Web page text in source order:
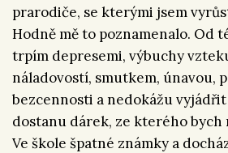
prarodiče, se kterými jsem
Hodně mě to poznamenalo. Od
trpím depresemi, výbuchy
náladovostí, smutkem, únavou,
bezcennosti a nedokážu
dostanu dárek, ze kterého bych
Ve škole špatné známky a